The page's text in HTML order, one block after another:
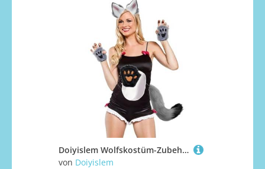
Doiyislem Wolfskostüm-Zubehör, Damen Wolf Verkleidungsset für Kostümpartys, Einfaches Halloween Cosplay Outfit für Karneval Anime Cosplay Party und Bühne
von Doiyislem